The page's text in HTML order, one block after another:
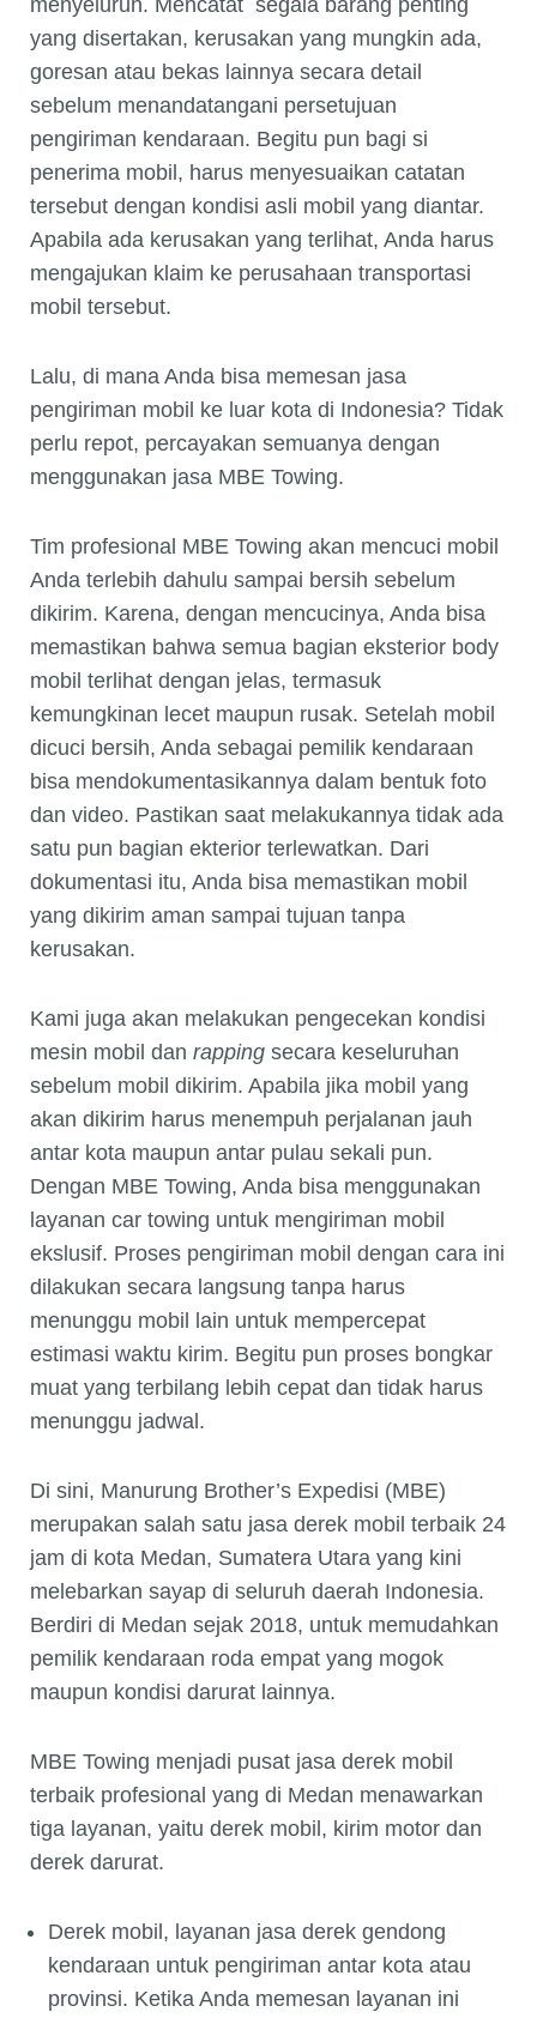
yang disertakan, kerusakan yang mungkin ada,
goresan atau bekas lainnya secara detail
sebelum menandatangani persetujuan
pengiriman kendaraan. Begitu pun bagi si
penerima mobil, harus menyesuaikan catatan
tersebut dengan kondisi asli mobil yang diantar.
Apabila ada kerusakan yang terlihat, Anda harus
mengajukan klaim ke perusahaan transportasi
mobil tersebut.
Lalu, di mana Anda bisa memesan jasa
pengiriman mobil ke luar kota di Indonesia? Tidak
perlu repot, percayakan semuanya dengan
menggunakan jasa MBE Towing.
Tim profesional MBE Towing akan mencuci mobil
Anda terlebih dahulu sampai bersih sebelum
dikirim. Karena, dengan mencucinya, Anda bisa
memastikan bahwa semua bagian eksterior body
mobil terlihat dengan jelas, termasuk
kemungkinan lecet maupun rusak. Setelah mobil
dicuci bersih, Anda sebagai pemilik kendaraan
bisa mendokumentasikannya dalam bentuk foto
dan video. Pastikan saat melakukannya tidak ada
satu pun bagian ekterior terlewatkan. Dari
dokumentasi itu, Anda bisa memastikan mobil
yang dikirim aman sampai tujuan tanpa
kerusakan.
Kami juga akan melakukan pengecekan kondisi
mesin mobil dan rapping secara keseluruhan
sebelum mobil dikirim. Apabila jika mobil yang
akan dikirim harus menempuh perjalanan jauh
antar kota maupun antar pulau sekali pun.
Dengan MBE Towing, Anda bisa menggunakan
layanan car towing untuk mengiriman mobil
ekslusif. Proses pengiriman mobil dengan cara ini
dilakukan secara langsung tanpa harus
menunggu mobil lain untuk mempercepat
estimasi waktu kirim. Begitu pun proses bongkar
muat yang terbilang lebih cepat dan tidak harus
menunggu jadwal.
Di sini, Manurung Brother’s Expedisi (MBE)
merupakan salah satu jasa derek mobil terbaik 24
jam di kota Medan, Sumatera Utara yang kini
melebarkan sayap di seluruh daerah Indonesia.
Berdiri di Medan sejak 2018, untuk memudahkan
pemilik kendaraan roda empat yang mogok
maupun kondisi darurat lainnya.
MBE Towing menjadi pusat jasa derek mobil
terbaik profesional yang di Medan menawarkan
tiga layanan, yaitu derek mobil, kirim motor dan
derek darurat.
Derek mobil, layanan jasa derek gendong
kendaraan untuk pengiriman antar kota atau
provinsi. Ketika Anda memesan layanan ini